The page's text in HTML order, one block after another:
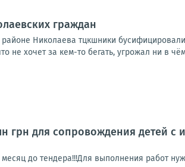
граждан
Николаева тцкшники
не хочет за кем-то бегать, угрожал ни в
грн для сопровождения детей с
до тендера!!!Для выполнения работ